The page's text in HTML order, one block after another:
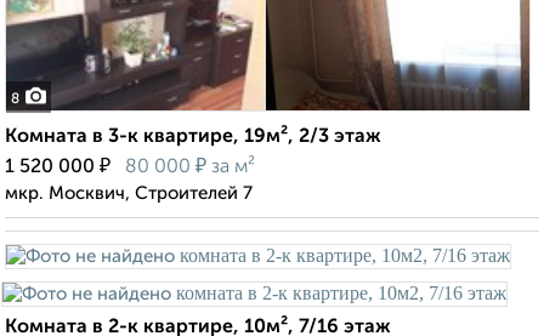
8
Комната в 3-к квартире, 19м², 2/3 этаж
1 520 000 ₽ 80 000 ₽ за м²
мкр. Москвич, Строителей 7
Комната в 2-к квартире, 10м², 7/16 этаж